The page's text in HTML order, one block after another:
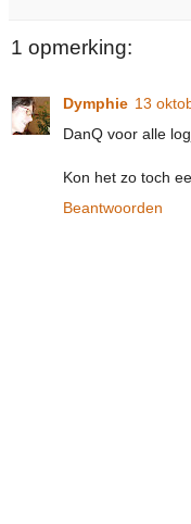
1 opmerking:
Dymphie 13
DanQ voor alle
Kon het zo toch
Beantwoorden